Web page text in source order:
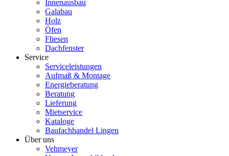
Innenausbau
Galabau
Holz
Öfen
Fliesen
Dachfenster
Service
Serviceleistungen
Aufmaß & Montage
Energieberatung
Beratung
Lieferung
Mietservice
Kataloge
Baufachhandel Lingen
Über uns
Vehmeyer